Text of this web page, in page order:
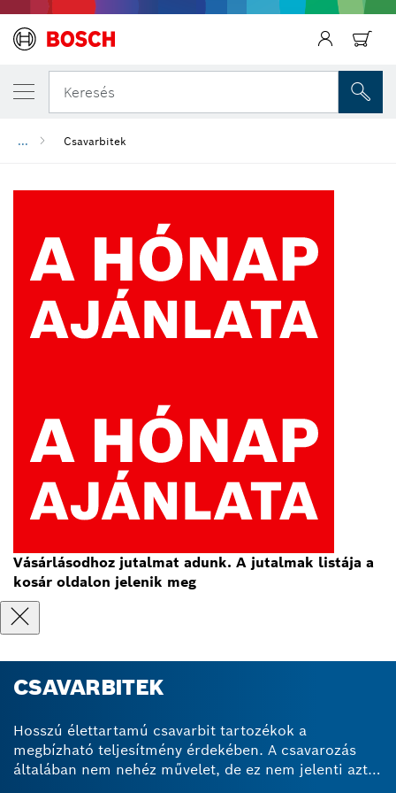
Keresés
... Csavarbitek
Vásárlásodhoz jutalmat adunk. A jutalmak listája a
kosár oldalon jelenik meg
CSAVARBITEK
Hosszú élettartamú csavarbit tartozékok a
megbízható teljesítmény érdekében. A csavarozás
általában nem nehéz művelet, de ez nem jelenti azt,